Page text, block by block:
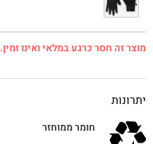
מוצר זה חסר כרגע במלאי ואינו זמין.
יתרונות
חומר ממוחזר